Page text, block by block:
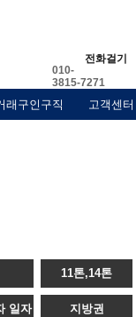
전화걸기
010-
3815-7271
래구인구직 고객센터
11톤,14톤
일자 지방권